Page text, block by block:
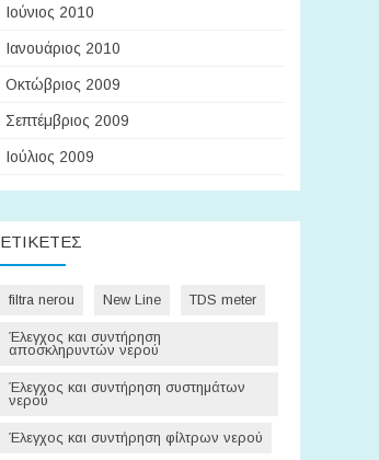
Ιούνιος 2010
Ιανουάριος 2010
Οκτώβριος 2009
Σεπτέμβριος 2009
Ιούλιος 2009
ΕΤΙΚΈΤΕΣ
filtra nerou New Line TDS meter
Έλεγχος και συντήρηση
αποσκληρυντών νερού
Έλεγχος και συντήρηση συστημάτων
νερού
Έλεγχος και συντήρηση φίλτρων νερού